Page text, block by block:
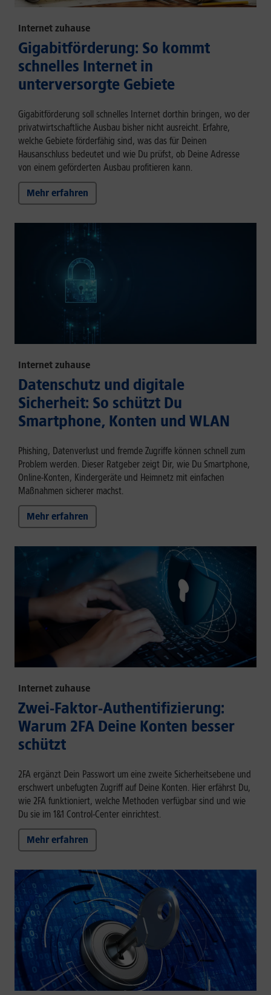
Internet zuhause
Gigabitförderung: So kommt
schnelles Internet in
unterversorgte Gebiete
Gigabitförderung soll schnelles Internet dorthin bringen, wo der
privatwirtschaftliche Ausbau bisher nicht ausreicht. Erfahre,
welche Gebiete förderfähig sind, was das für Deinen
Hausanschluss bedeutet und wie Du prüfst, ob Deine Adresse
von einem geförderten Ausbau profitieren kann.
Mehr erfahren
Internet zuhause
Datenschutz und digitale
Sicherheit: So schützt Du
Smartphone, Konten und WLAN
Phishing, Datenverlust und fremde Zugriffe können schnell zum
Problem werden. Dieser Ratgeber zeigt Dir, wie Du Smartphone,
Online-Konten, Kindergeräte und Heimnetz mit einfachen
Maßnahmen sicherer machst.
Mehr erfahren
Internet zuhause
Zwei-Faktor-Authentifizierung:
Warum 2FA Deine Konten besser
schützt
2FA ergänzt Dein Passwort um eine zweite Sicherheitsebene und
erschwert unbefugten Zugriff auf Deine Konten. Hier erfährst Du,
wie 2FA funktioniert, welche Methoden verfügbar sind und wie
Du sie im 1&1 Control-Center einrichtest.
Mehr erfahren